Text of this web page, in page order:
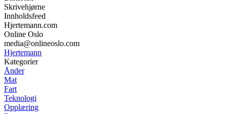
Skrivehjørne
Innholdsfeed
Hjertemann.com
Online Oslo
media@onlineoslo.com
Hjertemann
Kategorier
Ånder
Mat
Fart
Teknologi
Opplæring